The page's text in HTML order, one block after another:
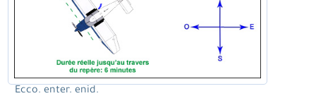
Ecco. enter. enid.